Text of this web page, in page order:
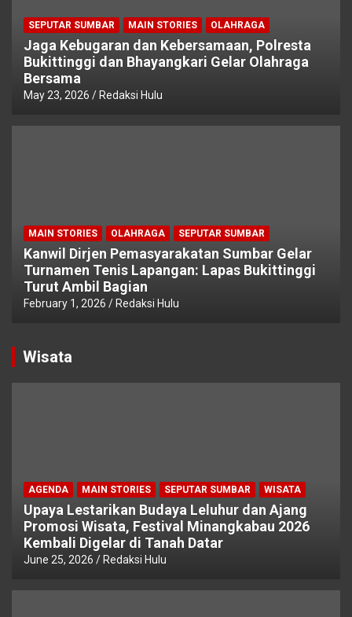
SEPUTAR SUMBAR MAIN STORIES OLAHRAGA
Jaga Kebugaran dan Kebersamaan, Polresta
Bukittinggi dan Bhayangkari Gelar Olahraga
Bersama
May 23, 2026 Redaksi Hulu
MAIN STORIES OLAHRAGA SEPUTAR SUMBAR
Kanwil Dirjen Pemasyarakatan Sumbar Gelar
Turnamen Tenis Lapangan: Lapas Bukittinggi
Turut Ambil Bagian
February 1, 2026 Redaksi Hulu
Wisata
AGENDA MAIN STORIES SEPUTAR SUMBAR WISATA
Upaya Lestarikan Budaya Leluhur dan Ajang
Promosi Wisata, Festival Minangkabau 2026
Kembali Digelar di Tanah Datar
June 25, 2026 Redaksi Hulu